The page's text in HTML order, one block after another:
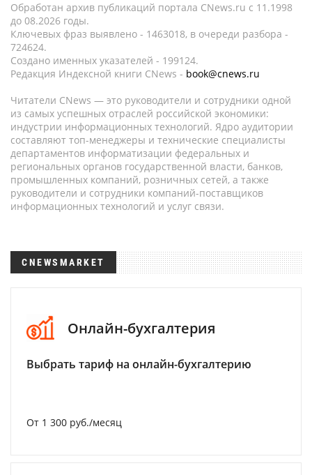
Обработан архив публикаций портала CNews.ru c 11.1998
до 08.2026 годы.
Ключевых фраз выявлено - 1463018, в очереди разбора -
724624.
Создано именных указателей - 199124.
Редакция Индексной книги CNews - book@cnews.ru
Читатели CNews — это руководители и сотрудники одной
из самых успешных отраслей российской экономики:
индустрии информационных технологий. Ядро аудитории
составляют топ-менеджеры и технические специалисты
департаментов информатизации федеральных и
региональных органов государственной власти, банков,
промышленных компаний, розничных сетей, а также
руководители и сотрудники компаний-поставщиков
информационных технологий и услуг связи.
CNEWSMARKET
Онлайн-бухгалтерия
Выбрать тариф на онлайн-бухгалтерию
От 1 300 руб./месяц